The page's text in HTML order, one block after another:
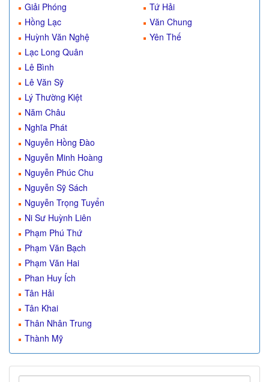
Giải Phóng
Hồng Lạc
Huỳnh Văn Nghệ
Lạc Long Quân
Lê Bình
Lê Văn Sỹ
Lý Thường Kiệt
Năm Châu
Nghĩa Phát
Nguyễn Hồng Đào
Nguyễn Minh Hoàng
Nguyễn Phúc Chu
Nguyễn Sỹ Sách
Nguyễn Trọng Tuyển
Ni Sư Huỳnh Liên
Phạm Phú Thứ
Phạm Văn Bạch
Phạm Văn Hai
Phan Huy Ích
Tân Hải
Tân Khai
Thân Nhân Trung
Thành Mỹ
Tứ Hải
Văn Chung
Yên Thế